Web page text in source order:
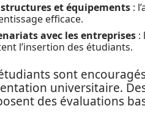
et équipements :
efficace.
avec les entreprises :
l’insertion des étudiants.
sont
universitaire.
des évaluations